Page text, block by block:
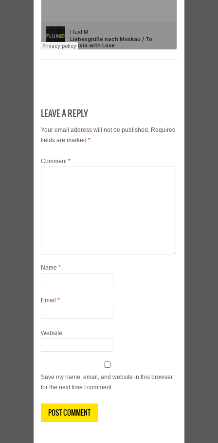
LEAVE A REPLY
Your email address will not be published. Required
fields are marked *
Comment*
Name *
Email *
Website
Save my name, email, and website in this browser
for the next time I comment.